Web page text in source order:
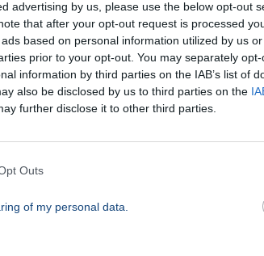
advertising by us, please use the below opt-out
that after your opt-out request is processed
based on personal information utilized by us
prior to your opt-out. You may separately
information by third parties on the IAB’s list of
also be disclosed by us to third parties on the
further disclose it to other third parties.
Outs
of my personal data.
influenszert